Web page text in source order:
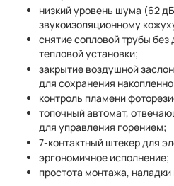
низкий уровень шума (62
звукоизоляционному
снятие сопловой трубы
тепловой установки;
закрытие воздушной
для сохранения
контроль пламени
топочный автомат,
для управления горением;
7-контактный штекер для
эргономичное исполнение;
простота монтажа,